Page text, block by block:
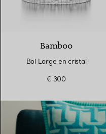
Bamboo
Bol Large en cristal
€ 300